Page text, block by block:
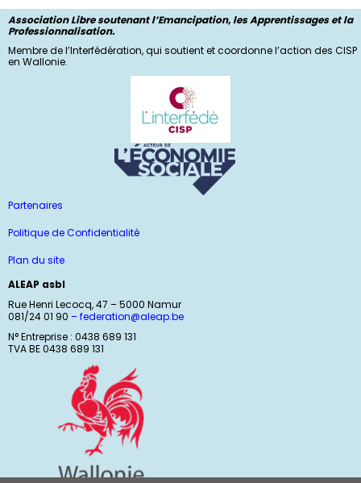
Association Libre soutenant l’Emancipation, les Apprentissages et la
Professionnalisation.
Membre de l’Interfédération, qui soutient et coordonne l’action des CISP
en Wallonie.
Partenaires
Politique de Confidentialité
Plan du site
ALEAP asbl
Rue Henri Lecocq, 47 – 5000 Namur
081/24 01 90 –federation@aleap.be
N° Entreprise : 0438 689 131
TVA BE 0438 689 131